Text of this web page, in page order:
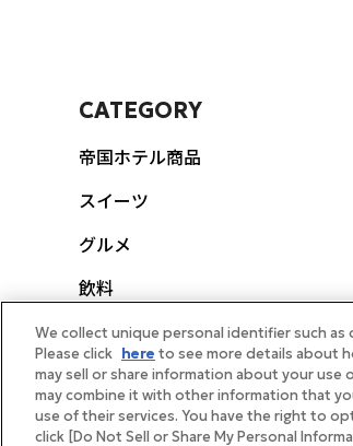
CATEGORY
帝国ホテル商品
スイーツ
グルメ
飲料
生活雑貨
スヌーピー
ギフト券
We collect unique personal identifier such
Please click here to see more details about
may sell or share information about your
may combine it with other information that
use of their services. You have the right to
click [Do Not Sell or Share My Personal